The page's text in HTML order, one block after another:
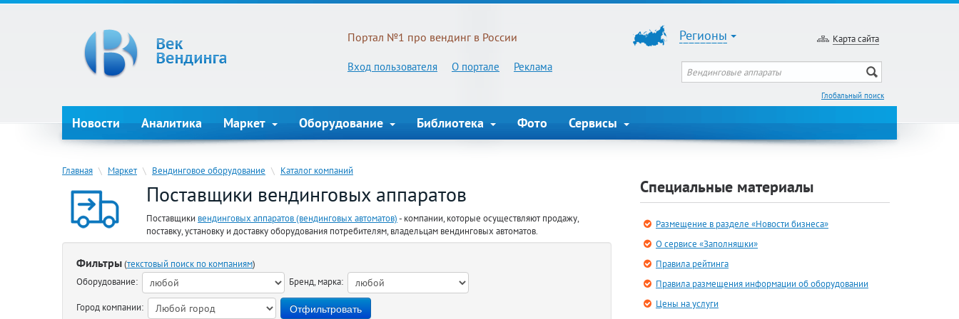
Портал №1 про вендинг в России
Вход пользователя О портале Реклама
Регионы Карта сайта
Глобальный поиск
Новости Аналитика Маркет Оборудование Библиотека Фото Сервисы
Главная \ Маркет \ Вендинговое оборудование \ Каталог компаний
Поставщики вендинговых аппаратов
Поставщики вендинговых аппаратов (вендинговых автоматов)- компании, которые осуществляют продажу,
поставку, установку и доставку оборудования потребителям, владельцам вендинговых автоматов.
Фильтры(текстовый поиск по компаниям)
Оборудование:
Бренд, марка:
Город компании:
Специальные материалы
Размещение в разделе «Новости бизнеса»
О сервисе «Заполняшки»
Правила рейтинга
Правила размещения информации об оборудовании
Цены на услуги